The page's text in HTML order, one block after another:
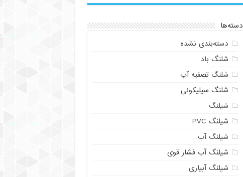
دسته‌ها
دسته‌بندی نشده
شلنگ باد
شلنگ تصفیه آب
شلنگ سیلیکونی
شیلنگ
شیلنگ PVC
شیلنگ آب
شیلنگ آب فشار قوی
شیلنگ آبیاری